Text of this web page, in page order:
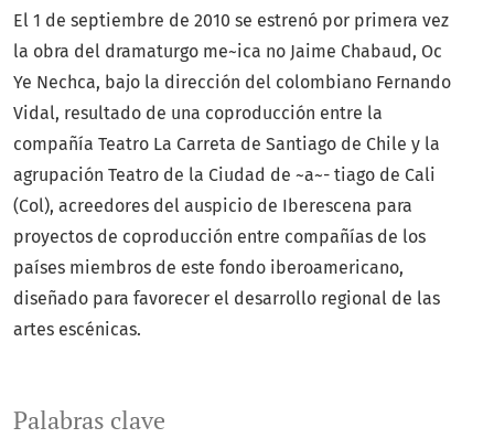
Palabras clave
El 1 de septiembre de 2010 se estrenó por primera vez
la obra del dramaturgo me~ica no Jaime Chabaud, Oc
Ye Nechca, bajo la dirección del colombiano Fernando
Vidal, resultado de una coproducción entre la
compañía Teatro La Carreta de Santiago de Chile y la
agrupación Teatro de la Ciudad de ~a~- tiago de Cali
(Col), acreedores del auspicio de Iberescena para
proyectos de coproducción entre compañías de los
países miembros de este fondo iberoamericano,
diseñado para favorecer el desarrollo regional de las
artes escénicas.